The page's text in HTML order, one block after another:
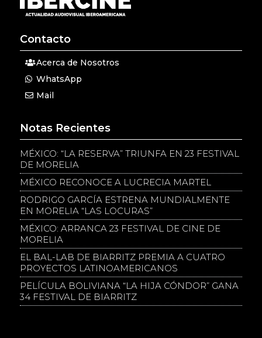
Contacto
Acerca de Nosotros
WhatsApp
Mail
Notas Recientes
MÉXICO: “LA RESERVA” TRIUNFA EN 23 FESTIVAL
DE MORELIA
MÉXICO RECONOCE A LUCRECIA MARTEL
RODRIGO GARCÍA ESTRENA MUNDIALMENTE
EN MORELIA “LAS LOCURAS”
MÉXICO: ARRANCA 23 FESTIVAL DE CINE DE
MORELIA
EL BAL-LAB DE BIARRITZ PREMIA A CUATRO
PROYECTOS LATINOAMERICANOS
PELÍCULA BOLIVIANA “LA HIJA CÓNDOR” GANA
34 FESTIVAL DE BIARRITZ